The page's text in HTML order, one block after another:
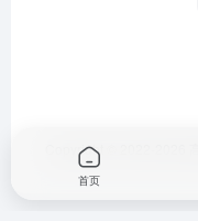
Copyright © 2022-2026
首页